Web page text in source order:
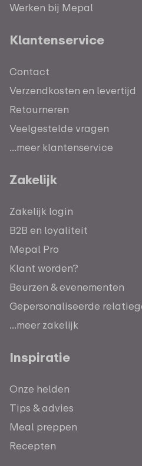
Werken bij Mepal
Klantenservice
Contact
Verzendkosten en levertijd
Retourneren
Veelgestelde vragen
...meer klantenservice
Zakelijk
Zakelijk login
B2B en loyaliteit
Mepal Pro
Klant worden?
Beurzen & evenementen
Gepersonaliseerde
...meer zakelijk
Inspiratie
Onze helden
Tips & advies
Meal preppen
Recepten